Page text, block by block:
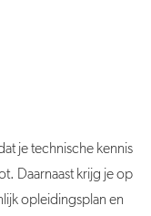
je technische kennis
Daarnaast krijg je op
opleidingsplan en